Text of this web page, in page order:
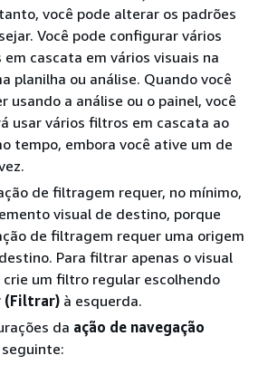
você pode alterar os padrões
Você pode configurar vários
cascata em vários visuais na
planilha ou análise. Quando você
usando a análise ou o painel, você
usar vários filtros em cascata ao
tempo, embora você ative um de
de filtragem requer, no mínimo,
visual de destino, porque
de filtragem requer uma origem
Para filtrar apenas o visual
crie um filtro regular escolhendo
(Filtrar) à esquerda.
da ação de navegação